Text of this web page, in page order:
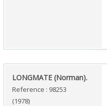
‎LONGMATE (Norman).‎
Reference : 98253
(1978)